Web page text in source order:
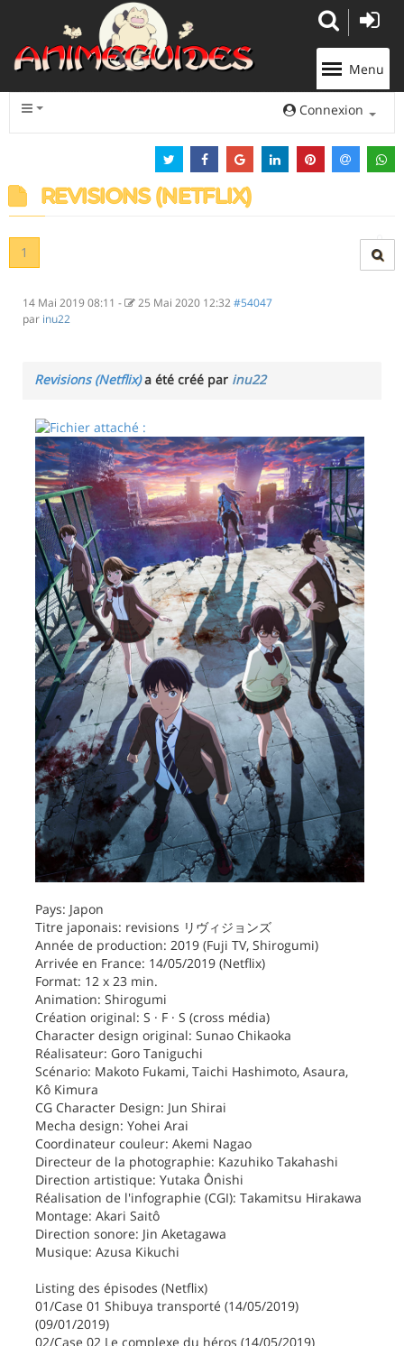
Menu
Connexion
REVISIONS (NETFLIX)
1
14 Mai 2019 08:11 - 25 Mai 2020 12:32 #54047
par inu22
Revisions (Netflix)a été créé par inu22
Pays: Japon
Titre japonais: revisions リヴィジョンズ
Année de production: 2019 (Fuji TV, Shirogumi)
Arrivée en France: 14/05/2019 (Netflix)
Format: 12 x 23 min.
Animation: Shirogumi
Création original: S · F · S (cross média)
Character design original: Sunao Chikaoka
Réalisateur: Goro Taniguchi
Scénario: Makoto Fukami, Taichi Hashimoto, Asaura,
Kô Kimura
CG Character Design: Jun Shirai
Mecha design: Yohei Arai
Coordinateur couleur: Akemi Nagao
Directeur de la photographie: Kazuhiko Takahashi
Direction artistique: Yutaka Ônishi
Réalisation de l'infographie (CGI): Takamitsu Hirakawa
Montage: Akari Saitô
Direction sonore: Jin Aketagawa
Musique: Azusa Kikuchi
Listing des épisodes (Netflix)
01/Case 01 Shibuya transporté (14/05/2019)
(09/01/2019)
02/Case 02 Le complexe du héros (14/05/2019)
Panneau de gestion des cookies